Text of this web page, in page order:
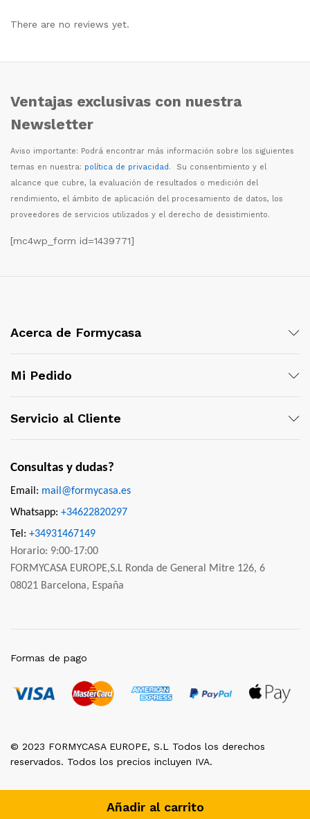
Añadir al carrito
There are no reviews yet.
Ventajas exclusivas con nuestra
Newsletter
Aviso importante: Podrá encontrar más información sobre los siguientes
temas en nuestra: política de privacidad. Su consentimiento y el
alcance que cubre, la evaluación de resultados o medición del
rendimiento, el ámbito de aplicación del procesamiento de datos, los
proveedores de servicios utilizados y el derecho de desistimiento.
[mc4wp_form id=1439771]
Acerca de Formycasa
Mi Pedido
Servicio al Cliente
Consultas y dudas?
Email: mail@formycasa.es
Whatsapp: +34622820297
Tel: +34931467149
Horario: 9:00-17:00
FORMYCASA EUROPE,S.L Ronda de General Mitre 126, 6
08021 Barcelona, España
© 2023 FORMYCASA EUROPE, S.L Todos los derechos
reservados. Todos los precios incluyen IVA.
Formas de pago